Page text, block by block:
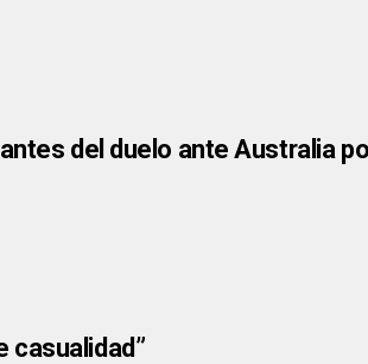
del duelo ante Australia
casualidad”